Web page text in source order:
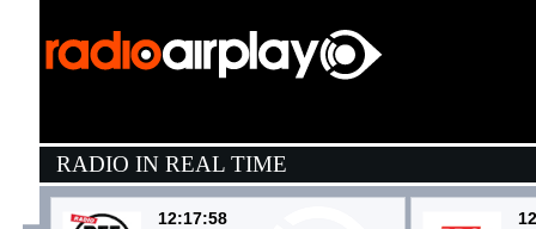
RADIO IN REAL TIME
12:17:58